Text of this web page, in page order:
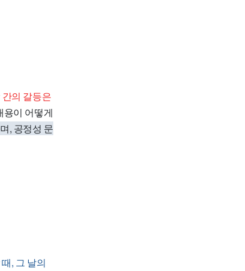
의 갈등은
용이 어떻게
, 공정성 문
, 그 날의